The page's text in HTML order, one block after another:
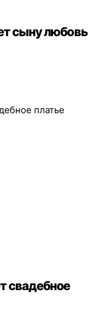
сыну любовь
свадебное